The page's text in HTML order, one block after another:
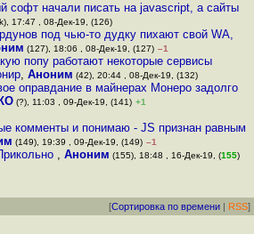
софт начали писать на javascript, а сайты
17:47 , 08-Дек-19, (126)
под чью-то дудку пихают свой WA,
(127), 18:06 , 08-Дек-19, (127) –1
попу работают некоторые сервисы
, Аноним (42), 20:44 , 08-Дек-19, (132)
оправдание в майнерах Монеро задолго
КО(?), 11:03 , 09-Дек-19, (141) +1
комменты и понимаю - JS признан равным
(149), 19:39 , 09-Дек-19, (149) –1
,Аноним (155), 18:48 , 16-Дек-19, (155)
[Сортировка по времени | RSS]